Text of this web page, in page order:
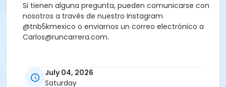
Si tienen alguna pregunta, pueden comunicarse con
nosotros a través de nuestro Instagram
@tnb5kmexico o enviarnos un correo electrónico a
Carlos@runcarrera.com.
Los esperamos para disfrutar juntos de una gran
carrera! 🏃‍♀️🏃‍♂️🇲🇽🍻
July 04, 2026
Saturday